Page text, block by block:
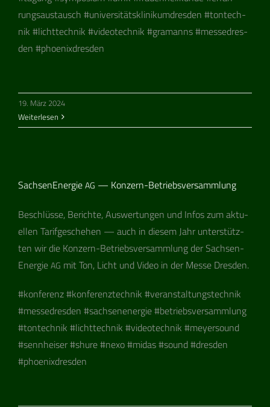
rungs­aus­tausch #uni­ver­si­täts­kli­nik­um­dres­den #ton­tech­
nik #licht­tech­nik #video­tech­nik #gra­manns #mes­se­dres­
den #phoe­nix­dres­den
19. März 2024
Weiterlesen
SachsenEnergieAG — Konzern-Betriebsversammlung
Beschlüsse, Berichte, Aus­wer­tun­gen und Infos zum aktu­
el­len Tarif­ge­sche­hen — auch in die­sem Jahr unter­stütz­
ten wir die Kon­zern-Betriebs­ver­samm­lung der Sach­se­n­
En­er­gieAG mit Ton, Licht und Video in der Messe Dresden.
#kon­fe­renz #kon­fe­renz­tech­nik #ver­an­stal­tungs­tech­nik
#mes­se­dres­den #sach­se­n­en­er­gie #betriebs­ver­samm­lung
#ton­tech­nik #licht­tech­nik #video­tech­nik #mey­er­sound
#senn­hei­ser #shure #nexo #midas #sound #dres­den
#phoe­nix­dres­den